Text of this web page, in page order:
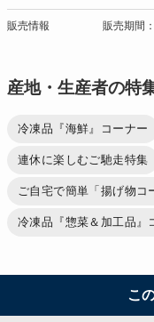
販売情報 販売期間
産地・生産者の特
冷凍品『海鮮』コーナー
連休に楽しむご馳走特集
ご自宅で簡単「揚げ物コ
冷凍品『惣菜＆加工品』
こ